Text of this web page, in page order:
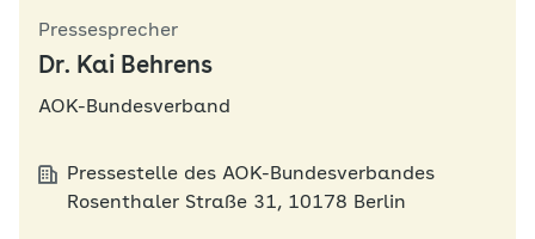
Pressesprecher
Dr. Kai Behrens
AOK-Bundesverband
Pressestelle des AOK-Bundesverbandes
Rosenthaler Straße 31, 10178 Berlin